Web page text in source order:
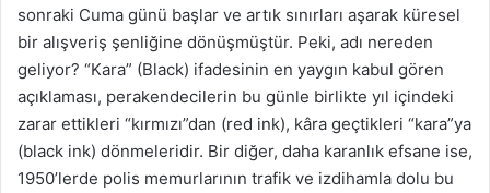
sonraki Cuma günü başlar ve artık sınırları aşarak küresel
bir alışveriş şenliğine dönüşmüştür. Peki, adı nereden
geliyor? “Kara” (Black) ifadesinin en yaygın kabul gören
açıklaması, perakendecilerin bu günle birlikte yıl içindeki
zarar ettikleri “kırmızı”dan (red ink), kâra geçtikleri “kara”ya
(black ink) dönmeleridir. Bir diğer, daha karanlık efsane ise,
1950’lerde polis memurlarının trafik ve izdihamla dolu bu